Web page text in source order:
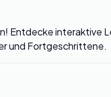
Entdecke interaktive
und Fortgeschrittene.